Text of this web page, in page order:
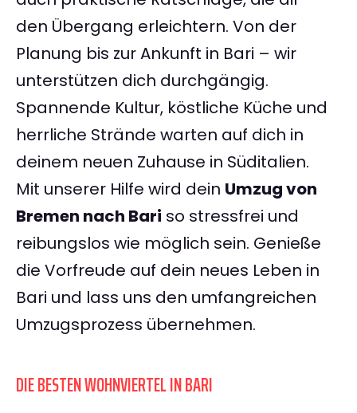
den Übergang erleichtern. Von der
Planung bis zur Ankunft in Bari – wir
unterstützen dich durchgängig.
Spannende Kultur, köstliche Küche und
herrliche Strände warten auf dich in
deinem neuen Zuhause in Süditalien.
Mit unserer Hilfe wird dein Umzug von
Bremen nach Bari so stressfrei und
reibungslos wie möglich sein. Genieße
die Vorfreude auf dein neues Leben in
Bari und lass uns den umfangreichen
Umzugsprozess übernehmen.
DIE BESTEN WOHNVIERTEL IN BARI